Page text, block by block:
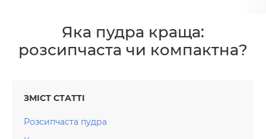
Яка пудра краща:
розсипчаста чи компактна?
ЗМІСТ СТАТТІ
Розсипчаста пудра